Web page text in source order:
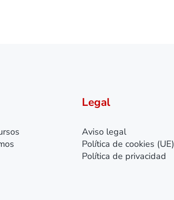
Legal
Aviso legal
Política de cookies (UE)
Política de privacidad